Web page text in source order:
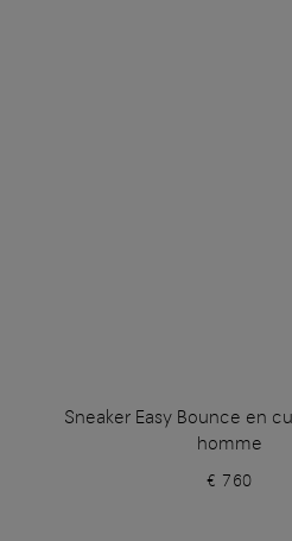
Sneaker Easy Bounce en
homme
€ 760